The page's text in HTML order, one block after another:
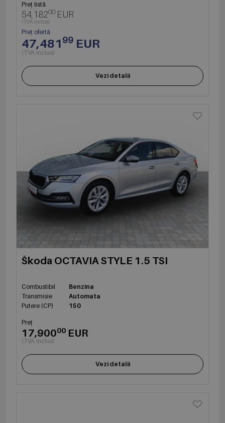
Preț listă
54,18200 EUR
(TVA inclus)
Preț ofertă
47,48199 EUR
(TVA inclus)
Vezi detalii
Škoda OCTAVIA STYLE 1.5 TSI
Combustibil
Benzina
Transmisie
Automata
Putere (CP)
150
Preț
17,90000 EUR
(TVA inclus)
Vezi detalii